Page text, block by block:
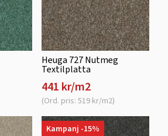
Heuga 727 Nutmeg
Textilplatta
441 kr/m2
(Ord. pris: 519 kr/m2)
Kampanj -15%